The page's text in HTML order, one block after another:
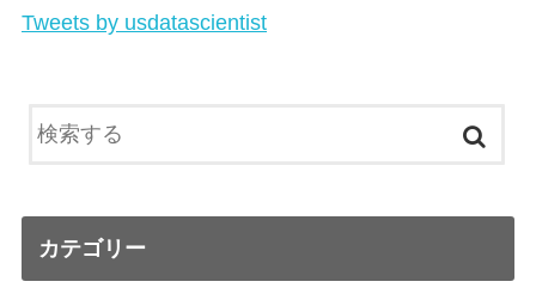
Tweets by usdatascientist
カテゴリー